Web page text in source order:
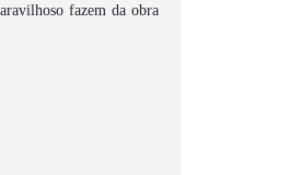
fazem da obra